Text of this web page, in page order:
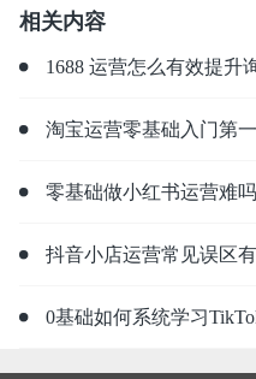
相关内容
1688 运营怎么有效提升
淘宝运营零基础入门第
零基础做小红书运营难
抖音小店运营常见误区
0基础如何系统学习